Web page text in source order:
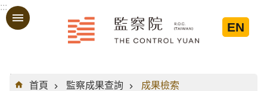
跳到主要內容區塊
:::
EN
:::
首頁
監察成果查詢 成果檢索